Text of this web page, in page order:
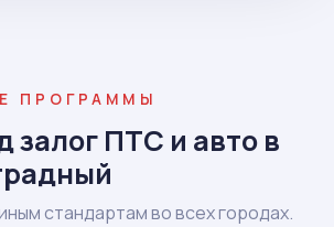
ПРОГРАММЫ
залог ПТС и авто в
стандартам во всех городах.